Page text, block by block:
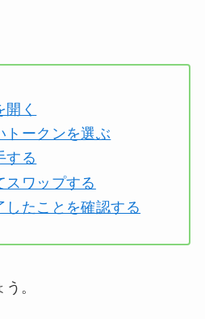
開く
トークンを選ぶ
する
スワップする
したことを確認する
。